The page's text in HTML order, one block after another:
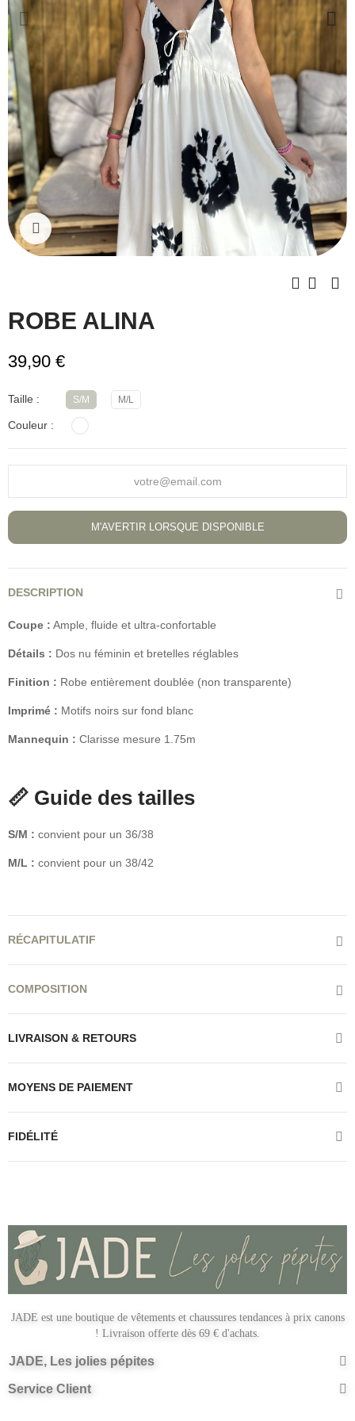
Cliquez pour agrandir
ROBE ALINA
39,90 €
Taille S/M M/L
Couleur
M'AVERTIR LORSQUE DISPONIBLE
DESCRIPTION
Coupe : Ample, fluide et ultra-confortable
Détails : Dos nu féminin et bretelles réglables
Finition : Robe entièrement doublée (non transparente)
Imprimé : Motifs noirs sur fond blanc
Mannequin : Clarisse mesure 1.75m
📏 Guide des tailles
S/M : convient pour un 36/38
M/L : convient pour un 38/42
RÉCAPITULATIF
COMPOSITION
LIVRAISON & RETOURS
MOYENS DE PAIEMENT
FIDÉLITÉ
JADE est une boutique de vêtements et chaussures tendances à prix canons
! Livraison offerte dès 69 € d'achats.
JADE, Les jolies pépites
Service Client